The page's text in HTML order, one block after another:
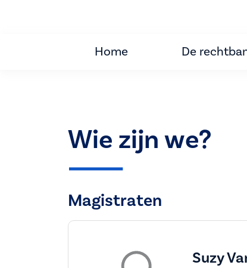
Home De
Wie zijn we?
Magistraten
Suzy